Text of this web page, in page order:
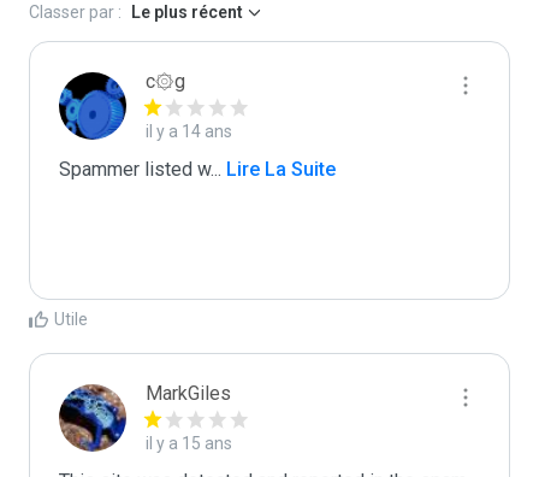
Classer par : Le plus récent
c۞g
il y a 14 ans
Spammer listed w... Lire La Suite
Utile
MarkGiles
il y a 15 ans